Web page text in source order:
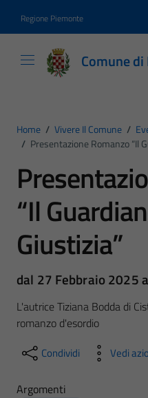
Regione Piemonte
Comune
Home / Vivere Il Comune /
/ Presentazione Romanzo “Il
“Il
Giustizia”
dal 27 Febbraio 2025
L'autrice Tiziana Bodda di
romanzo d'esordio
Condividi Vedi
Argomenti